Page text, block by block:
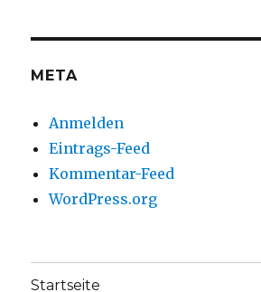
anzeigenanzeigen
META
Anmelden
Eintrags-Feed
Kommentar-Feed
WordPress.org
Startseite